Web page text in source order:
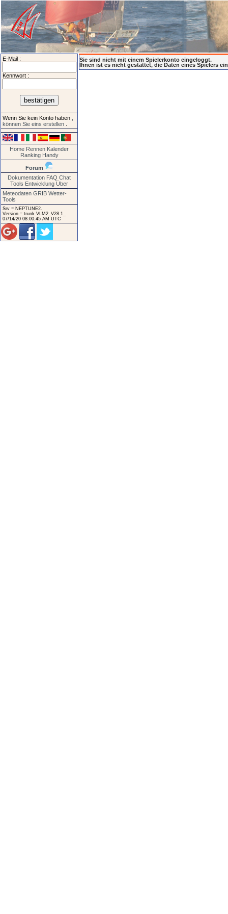
E-Mail :
Kennwort :
Wenn Sie kein Konto haben
können Sie eins erstellen
Home Rennen Kalender
Ranking Handy
Forum
Dokumentation FAQ Chat
Tools Entwicklung Über
Meteodaten GRIB Wetter-
Tools
Srv = NEPTUNE2.
Version = trunk VLM2_V28.1_
07/14/20 08:00:45 AM UTC
Sie sind nicht mit einem Spielerkonto eingeloggt.
Ihnen ist es nicht gestattet, die Daten eines Spielers